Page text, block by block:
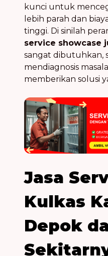
kunci untuk
lebih parah dan
tinggi. Di sinilah
service showcase
sangat dibutuhkan,
mendiagnosis
memberikan solusi
Jasa
Kulkas
Depok